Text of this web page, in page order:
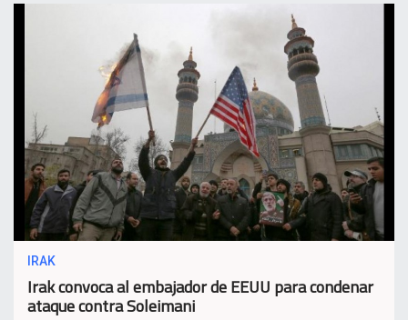
IRAK
Irak convoca al embajador de EEUU para condenar
ataque contra Soleimani